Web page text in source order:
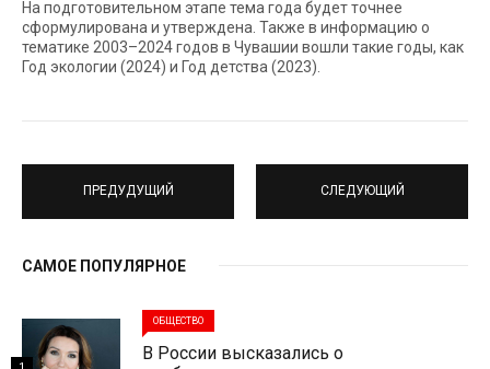
На подготовительном этапе тема года будет точнее
сформулирована и утверждена. Также в информацию о
тематике 2003–2024 годов в Чувашии вошли такие годы, как
Год экологии (2024) и Год детства (2023).
ПРЕДУДУЩИЙ СЛЕДУЮЩИЙ
САМОЕ ПОПУЛЯРНОЕ
ОБЩЕСТВО
В России высказались о